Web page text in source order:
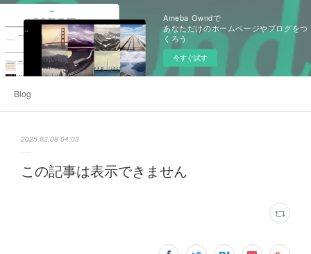
Ameba Owndで
あなただけのホームページやブログをつ
くろう
今すぐ試す
Blog
2025.02.08 04:03
この記事は表示できません